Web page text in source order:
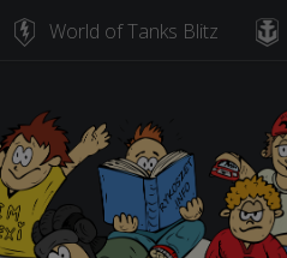
World of Tanks Blitz